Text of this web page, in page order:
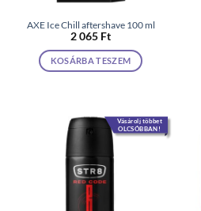
AXE Ice Chill aftershave 100 ml
2 065 Ft
KOSÁRBA TESZEM
Vásárolj többet
OLCSÓBBAN!